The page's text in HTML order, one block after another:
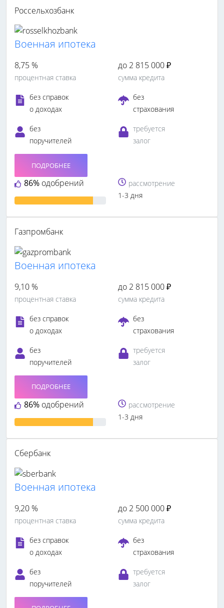
Россельхозбанк
Военная ипотека
8,75 %
процентная ставка
до 2 815 000 ₽
сумма кредита
без справок
о доходах
без
страхования
без
поручителей
требуется
залог
86% одобрений
ПОДРОБНЕЕ
рассмотрение
1-3 дня
Газпромбанк
Военная ипотека
9,10 %
процентная ставка
до 2 815 000 ₽
сумма кредита
без справок
о доходах
без
страхования
без
поручителей
требуется
залог
86% одобрений
ПОДРОБНЕЕ
рассмотрение
1-3 дня
Сбербанк
Военная ипотека
9,20 %
процентная ставка
до 2 500 000 ₽
сумма кредита
без справок
о доходах
без
страхования
без
поручителей
требуется
залог